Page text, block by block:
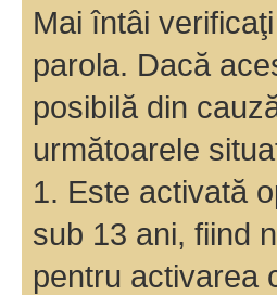
Mai întâi
parola. Dacă
posibilă din
următoarele
1. Este activată
sub 13 ani, fiind
pentru activarea